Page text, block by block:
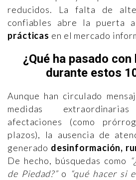
reducidos. La falta de
confiables abre la puerta a
prácticas en el mercado
¿Qué ha pasado
durante estos
Aunque han circulado
medidas
afectaciones (como
plazos), la ausencia de
generado desinformación,
De hecho, búsquedas como
de Piedad?”o “qué hacer si